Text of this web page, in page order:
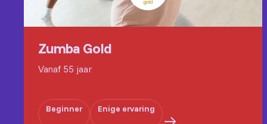
Zumba Gold
Vanaf 55 jaar
Beginner Enige ervaring